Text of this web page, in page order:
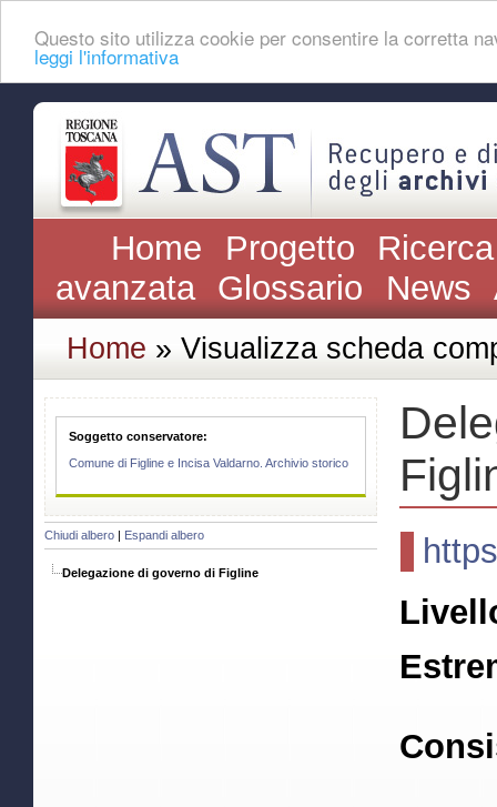
Questo sito utilizza cookie per consentire la corretta
leggi l'informativa
Home Progetto
avanzata Glossario News
Home » Visualizza scheda
Soggetto conservatore:
Comune di Figline e Incisa Valdarno. Archivio storico
Chiudi albero Espandi albero
Delegazione di governo di Figline